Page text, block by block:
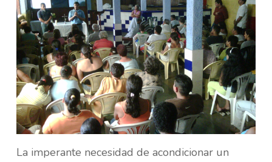
La imperante necesidad de acondicionar un